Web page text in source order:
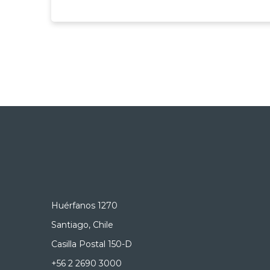
Huérfanos 1270
Santiago, Chile
Casilla Postal 150-D
+56 2 2690 3000